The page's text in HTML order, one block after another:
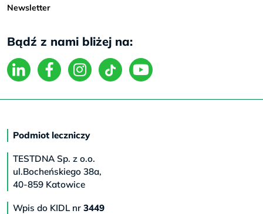
Newsletter
Bądź z nami bliżej na:
Podmiot leczniczy
TESTDNA Sp. z o.o.
ul.Bocheńskiego 38a,
40-859 Katowice
Wpis do KIDL nr 3449